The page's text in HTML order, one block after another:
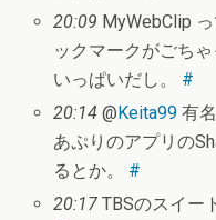
20:09 MyWebClip
ックマークがごち
いっぱいだし。 #
20:14 @Keita99 有
あぷりのアプリの
るとか。 #
20:17 TBSのスイー